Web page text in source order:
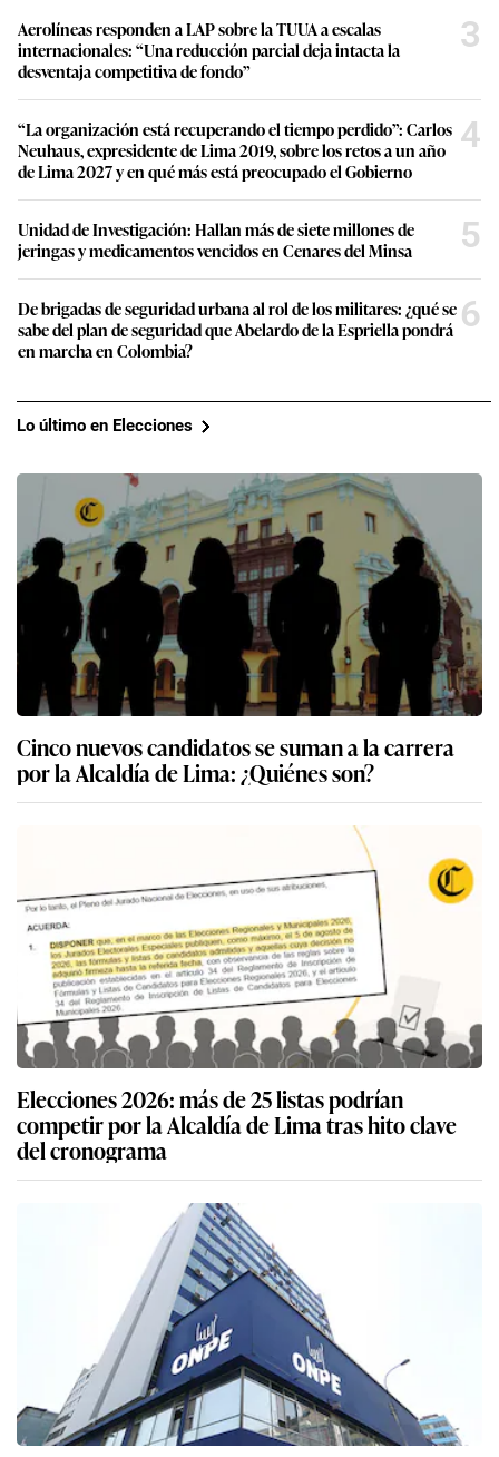
Aerolíneas responden a LAP sobre la TUUA a escalas
internacionales: “Una reducción parcial deja intacta la
desventaja competitiva de fondo”
3
“La organización está recuperando el tiempo perdido”: Carlos
Neuhaus, expresidente de Lima 2019, sobre los retos a un año
de Lima 2027 y en qué más está preocupado el Gobierno
4
Unidad de Investigación: Hallan más de siete millones de
jeringas y medicamentos vencidos en Cenares del Minsa
5
De brigadas de seguridad urbana al rol de los militares: ¿qué se
sabe del plan de seguridad que Abelardo de la Espriella pondrá
en marcha en Colombia?
6
Lo último en Elecciones
Cinco nuevos candidatos se suman a la carrera
por la Alcaldía de Lima: ¿Quiénes son?
Elecciones 2026: más de 25 listas podrían
competir por la Alcaldía de Lima tras hito clave
del cronograma